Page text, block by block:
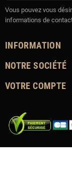
Vous pouvez vous
informations de
INFORMATION
NOTRE SOCIÉTÉ
VOTRE COMPTE